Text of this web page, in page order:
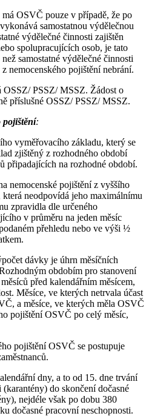
OSVČ pouze v případě, že po
samostatnou výdělečnou
výdělečné činnosti zajištěn
spolupracujících osob, je tato
samostatné výdělečné činnosti
nemocenského pojištění nebrání.
OSSZ/ PSSZ/ MSSZ. Žádost o
příslušné OSSZ/ PSSZ/ MSSZ.
pojištění:
vyměřovacího základu, který se
zjištěný z rozhodného období
připadajících na rozhodné období.
nemocenské pojištění z vyššího
neodpovídá jeho maximálnímu
zpravidla dle určeného
v průměru na jeden měsíc
přehledu nebo ve výši ½
dávky je úhrn měsíčních
obdobím pro stanovení
před kalendářním měsícem,
Měsíce, ve kterých netrvala účast
a měsíce, ve kterých měla OSVČ
pojištění OSVČ po celý měsíc,
pojištění OSVČ se postupuje
dny, a to od 15. dne trvání
do skončení dočasné
nejdéle však po dobu 380
dočasné pracovní neschopnosti.